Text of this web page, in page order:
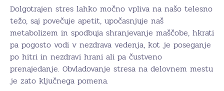
Dolgotrajen stres lahko močno vpliva na našo telesno
težo, saj povečuje apetit, upočasnjuje naš
metabolizem in spodbuja shranjevanje maščobe, hkrati
pa pogosto vodi v nezdrava vedenja, kot je poseganje
po hitri in nezdravi hrani ali pa čustveno
prenajedanje. Obvladovanje stresa na delovnem mestu
je zato ključnega pomena.